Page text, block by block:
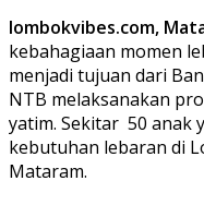
lombokvibes.com,
kebahagiaan momen
menjadi tujuan dari
NTB melaksanakan
yatim. Sekitar 50 anak
kebutuhan lebaran di
Mataram.